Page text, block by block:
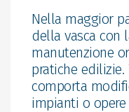
Nella maggior
della vasca con
manutenzione
pratiche edilizie.
comporta
impianti o opere